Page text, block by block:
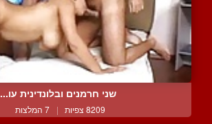
שני חרמנים ובלונדינית עו...
8209 צפיות | 7 המלצות